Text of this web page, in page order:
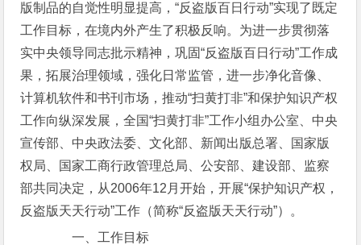
版制品的自觉性明显提高，“反盗版百日行动”实现了既定
工作目标，在境内外产生了积极反响。为进一步贯彻落
实中央领导同志批示精神，巩固“反盗版百日行动”工作成
果，拓展治理领域，强化日常监管，进一步净化音像、
计算机软件和书刊市场，推动“扫黄打非”和保护知识产权
工作向纵深发展，全国“扫黄打非”工作小组办公室、中央
宣传部、中央政法委、文化部、新闻出版总署、国家版
权局、国家工商行政管理总局、公安部、建设部、监察
部共同决定，从2006年12月开始，开展“保护知识产权，
反盗版天天行动”工作（简称“反盗版天天行动”）。
一、工作目标